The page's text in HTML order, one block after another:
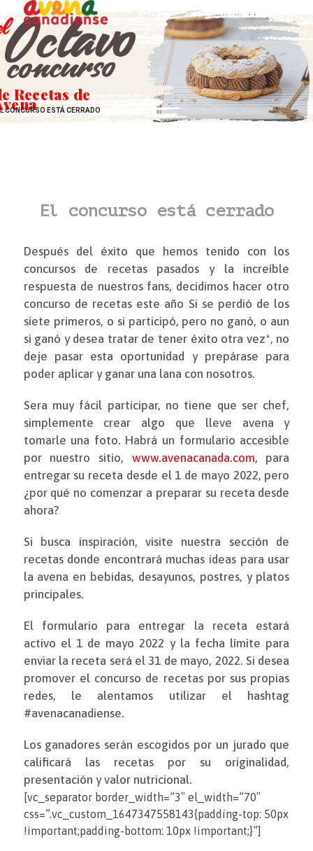
to
content
Open
mobile
menu
Close
mobile
menu
Recetas de
CONCURSO ESTÁ CERRADO
El concurso está cerrado
Después del éxito que hemos tenido con los
concursos de recetas pasados y la increíble
respuesta de nuestros fans, decidimos hacer otro
concurso de recetas este año Si se perdió de los
siete primeros, o si participó, pero no ganó, o aun
si ganó y desea tratar de tener éxito otra vez*, no
deje pasar esta oportunidad y prepárase para
poder aplicar y ganar una lana con nosotros.
Sera muy fácil participar, no tiene que ser chef,
simplemente crear algo que lleve avena y
tomarle una foto. Habrá un formulario accesible
por nuestro sitio, www.avenacanada.com, para
entregar su receta desde el 1 de mayo 2022, pero
¿por qué no comenzar a preparar su receta desde
ahora?
Si busca inspiración, visite nuestra sección de
recetas donde encontrará muchas ideas para usar
la avena en bebidas, desayunos, postres, y platos
principales.
El formulario para entregar la receta estará
activo el 1 de mayo 2022 y la fecha límite para
enviar la receta será el 31 de mayo, 2022. Si desea
promover el concurso de recetas por sus propias
redes, le alentamos utilizar el hashtag
#avenacanadiense.
Los ganadores serán escogidos por un jurado que
calificará las recetas por su originalidad,
presentación y valor nutricional.
[vc_separator border_width=”3″ el_width=”70″
css=”.vc_custom_1647347558143{padding-top: 50px
!important;padding-bottom: 10px !important;}”]